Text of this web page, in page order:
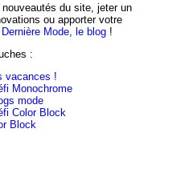
du site, jeter un
ou apporter votre
Dernière Mode, le blog!
:
vacances !
Monochrome
mode
Color Block
Block